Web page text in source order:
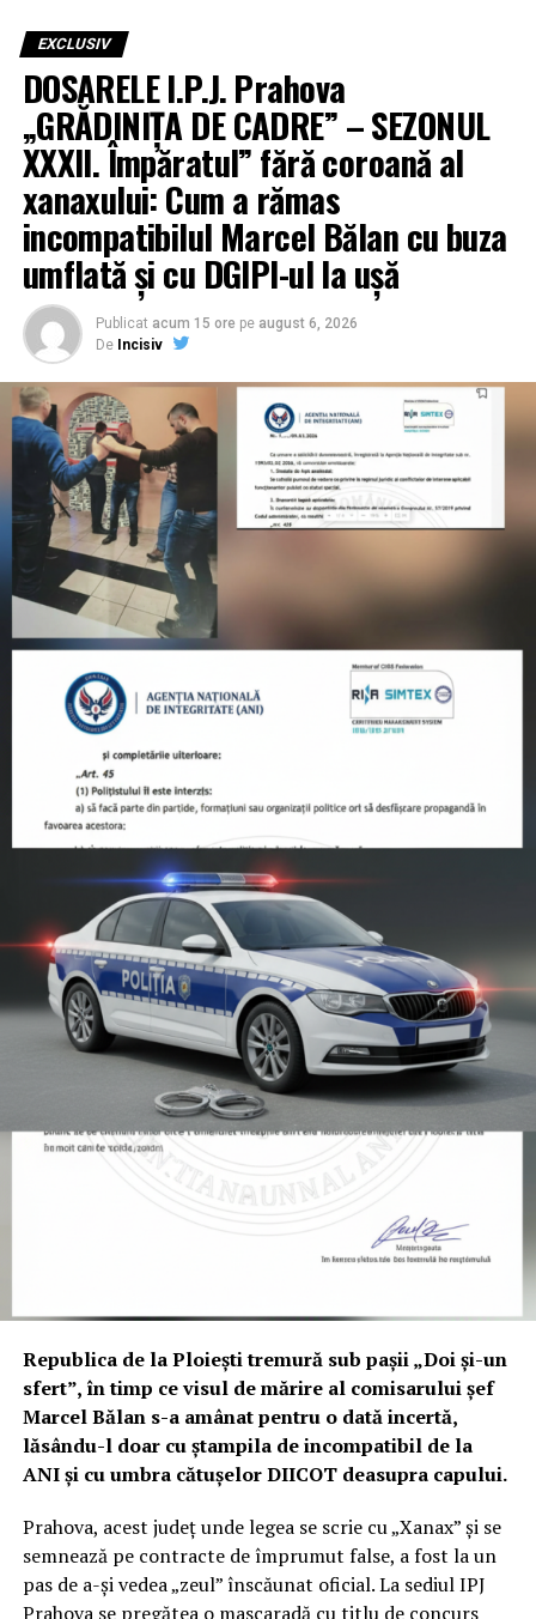
EXCLUSIV
DOSARELE I.P.J. Prahova
„GRĂDINIȚA DE CADRE” – SEZONUL
XXXII. Împăratul” fără coroană al
xanaxului: Cum a rămas
incompatibilul Marcel Bălan cu buza
umflată și cu DGIPI-ul la ușă
Publicat acum 15 ore pe august 6, 2026
De Incisiv
Republica de la Ploiești tremură sub pașii „Doi și-un
sfert”, în timp ce visul de mărire al comisarului șef
Marcel Bălan s-a amânat pentru o dată incertă,
lăsându-l doar cu ștampila de incompatibil de la
ANI și cu umbra cătușelor DIICOT deasupra capului.
Prahova, acest județ unde legea se scrie cu „Xanax” și se
semnează pe contracte de împrumut false, a fost la un
pas de a-și vedea „zeul” înscăunat oficial. La sediul IPJ
Prahova se pregătea o mascaradă cu titlu de concurs